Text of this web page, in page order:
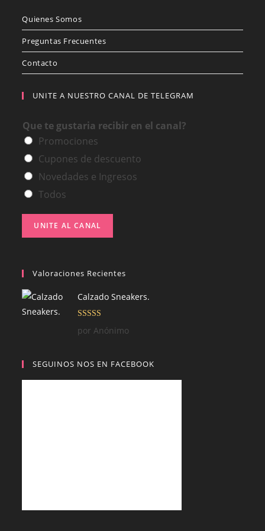
Quienes Somos
Preguntas Frecuentes
Contacto
UNITE A NUESTRO CANAL DE TELEGRAM
Que te gustaria recibir en el canal?
Promociones
Cupones de descuento
Novedades e Ingresos
Todos
UNITE AL CANAL
Valoraciones Recientes
Calzado Sneakers.
Valorado con
5
por Anónimo
SEGUINOS NOS EN FACEBOOK